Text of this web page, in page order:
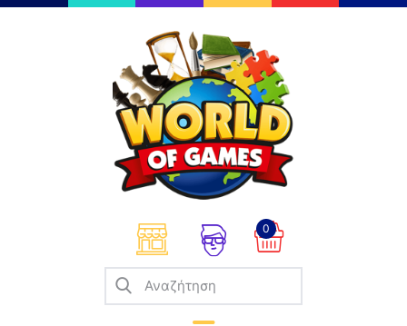
0
Επιτραπέζια
Παζλ
Παιχνίδια Καρτών
Σπαζοκεφαλιές
Κατασκευές
Καλλιτεχνικά
Μοντελισμός
Βιβλία